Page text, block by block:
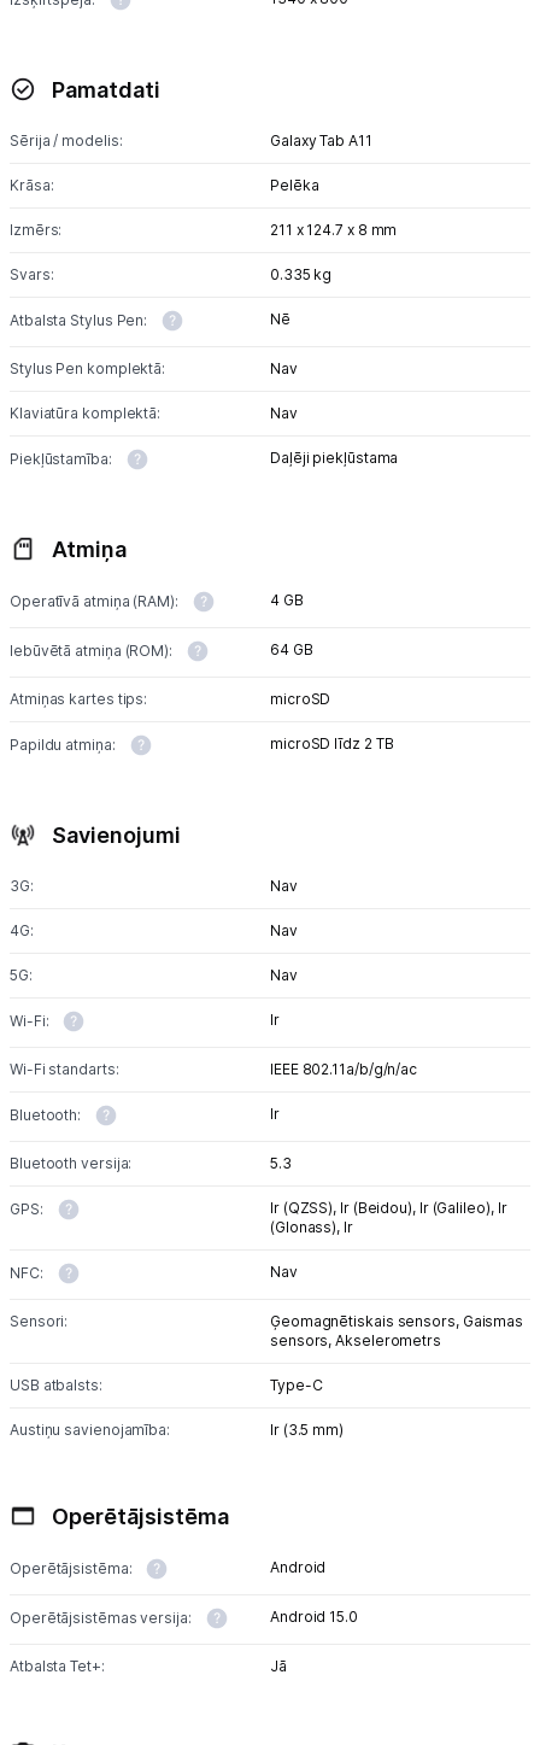
Pamatdati
Sērija / modelis: Galaxy Tab A11
Krāsa: Pelēka
Izmērs: 211 x 124.7 x 8 mm
Svars: 0.335 kg
Atbalsta Stylus Pen: Nē
Stylus Pen komplektā: Nav
Klaviatūra komplektā: Nav
Piekļūstamība: Daļēji piekļūstama
Atmiņa
Operatīvā atmiņa (RAM): 4 GB
Iebūvētā atmiņa (ROM): 64 GB
Atmiņas kartes tips: microSD
Papildu atmiņa: microSD līdz 2 TB
Savienojumi
3G: Nav
4G: Nav
5G: Nav
Wi-Fi: Ir
Wi-Fi standarts: IEEE 802.11a/b/g/n/ac
Bluetooth: Ir
Bluetooth versija: 5.3
GPS: Ir (QZSS), Ir (Beidou), Ir (Galileo), Ir
(Glonass), Ir
NFC: Nav
Sensori: Ģeomagnētiskais sensors, Gaismas
sensors,Akselerometrs
USB atbalsts: Type-C
Austiņu savienojamība: Ir (3.5 mm)
Operētājsistēma
Operētājsistēma: Android
Operētājsistēmas versija: Android 15.0
Atbalsta Tet+: Jā